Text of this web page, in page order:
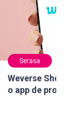
Serasa
Weverse
o app de
Weverse Shop: